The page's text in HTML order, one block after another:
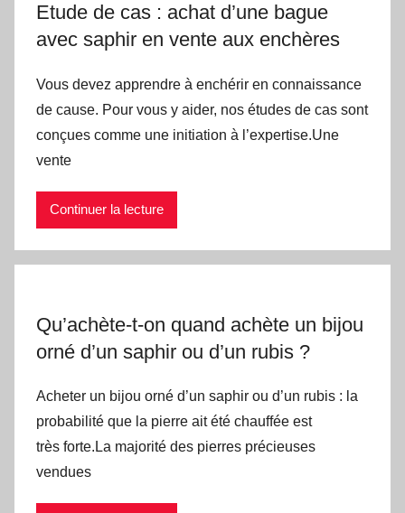
Etude de cas : achat d’une bague
avec saphir en vente aux enchères
Vous devez apprendre à enchérir en connaissance
de cause. Pour vous y aider, nos études de cas sont
conçues comme une initiation à l’expertise.Une
vente
Continuer la lecture
Qu’achète-t-on quand achète un bijou
orné d’un saphir ou d’un rubis ?
Acheter un bijou orné d’un saphir ou d’un rubis : la
probabilité que la pierre ait été chauffée est
très forte.La majorité des pierres précieuses
vendues